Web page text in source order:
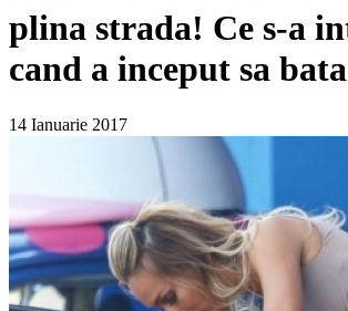
plina strada! Ce s-a
cand a inceput sa
14 Ianuarie 2017